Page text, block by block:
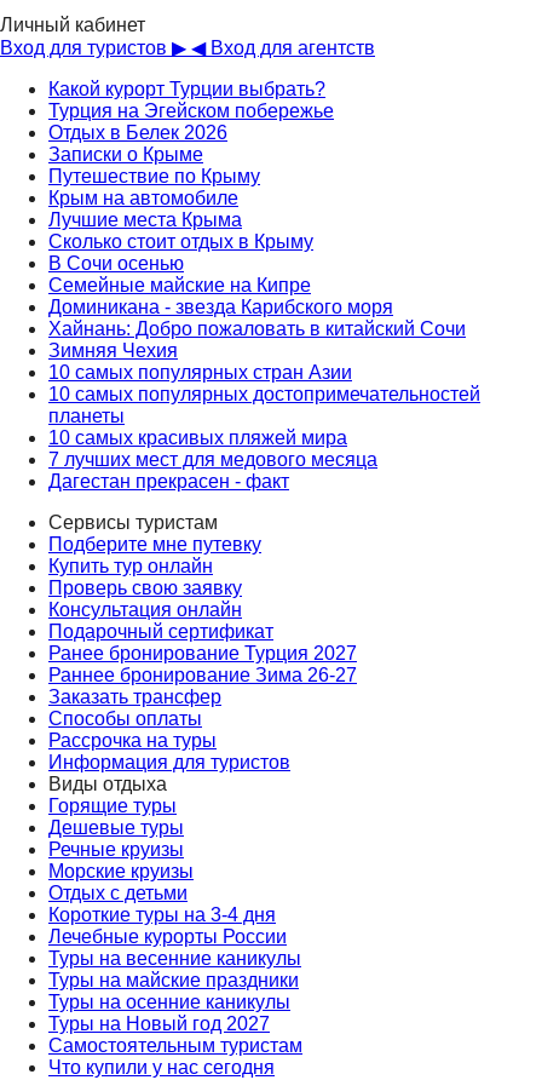
Личный кабинет
Вход для туристов ▶ ◀ Вход для агентств
Какой курорт Турции выбрать?
Турция на Эгейском побережье
Отдых в Белек 2026
Записки о Крыме
Путешествие по Крыму
Крым на автомобиле
Лучшие места Крыма
Сколько стоит отдых в Крыму
В Сочи осенью
Семейные майские на Кипре
Доминикана - звезда Карибского моря
Хайнань: Добро пожаловать в китайский Сочи
Зимняя Чехия
10 самых популярных стран Азии
10 самых популярных достопримечательностей
планеты
10 самых красивых пляжей мира
7 лучших мест для медового месяца
Дагестан прекрасен - факт
Сервисы туристам
Подберите мне путевку
Купить тур онлайн
Проверь свою заявку
Консультация онлайн
Подарочный сертификат
Ранее бронирование Турция 2027
Раннее бронирование Зима 26-27
Заказать трансфер
Способы оплаты
Рассрочка на туры
Информация для туристов
Виды отдыха
Горящие туры
Дешевые туры
Речные круизы
Морские круизы
Отдых с детьми
Короткие туры на 3-4 дня
Лечебные курорты России
Туры на весенние каникулы
Туры на майские праздники
Туры на осенние каникулы
Туры на Новый год 2027
Самостоятельным туристам
Что купили у нас сегодня